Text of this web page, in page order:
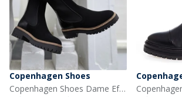
Copenhagen Shoes
Copenhagen Shoes Dame Efterår 21 Ruskind Støvler 001 Sort